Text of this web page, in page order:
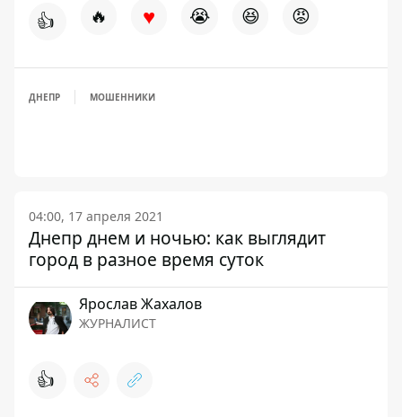
👍 🔥 ♥ 😭 😆 😡
ДНЕПР МОШЕННИКИ
04:00, 17 апреля 2021
Днепр днем и ночью: как выглядит
город в разное время суток
Ярослав Жахалов
ЖУРНАЛИСТ
👍